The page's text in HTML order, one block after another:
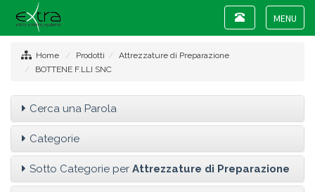
Toggle
Toggle
navigation
Home Prodotti
Attrezzature di Preparazione
BOTTENE F.LLI SNC
Cerca una Parola
Categorie
Sotto Categorie per Attrezzature di Preparazione